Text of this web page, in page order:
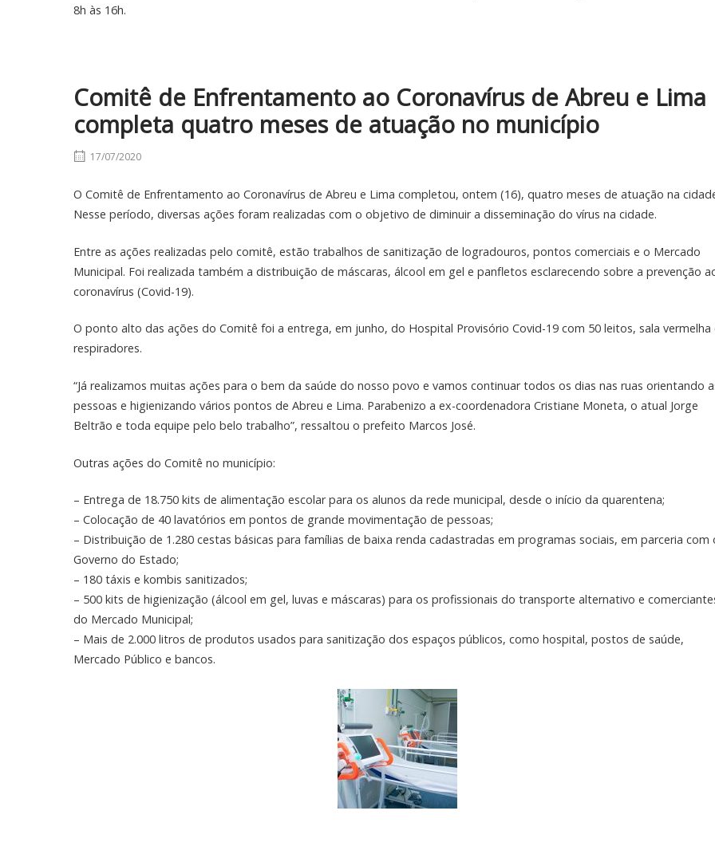
8h às 16h.
Comitê de Enfrentamento ao Coronavírus de Abreu e Lima
completa quatro meses de atuação no município
17/07/2020
O Comitê de Enfrentamento ao Coronavírus de Abreu e Lima completou, ontem (16), quatro meses de atuação na
Nesse período, diversas ações foram realizadas com o objetivo de diminuir a disseminação do vírus na cidade.
Entre as ações realizadas pelo comitê, estão trabalhos de sanitização de logradouros, pontos comerciais e o Mercado
Municipal. Foi realizada também a distribuição de máscaras, álcool em gel e panfletos esclarecendo sobre a prevenção
coronavírus (Covid-19).
O ponto alto das ações do Comitê foi a entrega, em junho, do Hospital Provisório Covid-19 com 50 leitos, sala vermelha
respiradores.
“Já realizamos muitas ações para o bem da saúde do nosso povo e vamos continuar todos os dias nas ruas orientando
pessoas e higienizando vários pontos de Abreu e Lima. Parabenizo a ex-coordenadora Cristiane Moneta, o atual Jorge
Beltrão e toda equipe pelo belo trabalho”, ressaltou o prefeito Marcos José.
Outras ações do Comitê no município:
– Entrega de 18.750 kits de alimentação escolar para os alunos da rede municipal, desde o início da quarentena;
– Colocação de 40 lavatórios em pontos de grande movimentação de pessoas;
– Distribuição de 1.280 cestas básicas para famílias de baixa renda cadastradas em programas sociais, em parceria com
Governo do Estado;
– 180 táxis e kombis sanitizados;
– 500 kits de higienização (álcool em gel, luvas e máscaras) para os profissionais do transporte alternativo e
do Mercado Municipal;
– Mais de 2.000 litros de produtos usados para sanitização dos espaços públicos, como hospital, postos de saúde,
Mercado Público e bancos.